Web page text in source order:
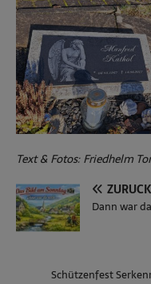
Text & Fotos: Friedhelm
ZURÜCK
Dann war
Schützenfest